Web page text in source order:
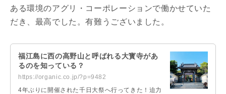
ある環境のアグリ・コーポレーションで働かせていた
だき、最高でした。有難うございました。
福江島に西の高野山と呼ばれる大寳寺があ
るのを知っている？
https://organic.co.jp/?p=9482
4年ぶりに開催された千日大祭へ行ってきた！迫力